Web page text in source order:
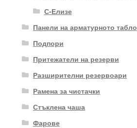
С-Елизе
Панели на арматурното табло
Подпори
Притежатели на резерви
Разширителни резервоари
Рамена за чистачки
Стъклена чаша
Фарове